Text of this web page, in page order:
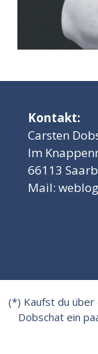
Kontakt:
Carsten
Im
66113
Mail:
(*) Kaufst du über
Dobschat ein